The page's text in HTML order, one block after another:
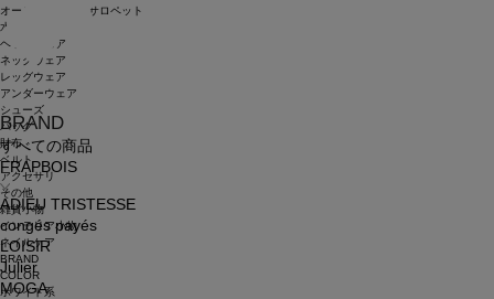
BRAND
すべての商品
FRAPBOIS
ADIEU TRISTESSE
congés payés
LOISIR
Julier
MOGA
オールインワン・サロペット
水着
ヘッドウェア
ネックウェア
レッグウェア
アンダーウェア
シューズ
バッグ
財布
ベルト
アクセサリ
その他
雑貨小物
インテリア小物
ネイルケア
BRAND
COLOR
ホワイト系